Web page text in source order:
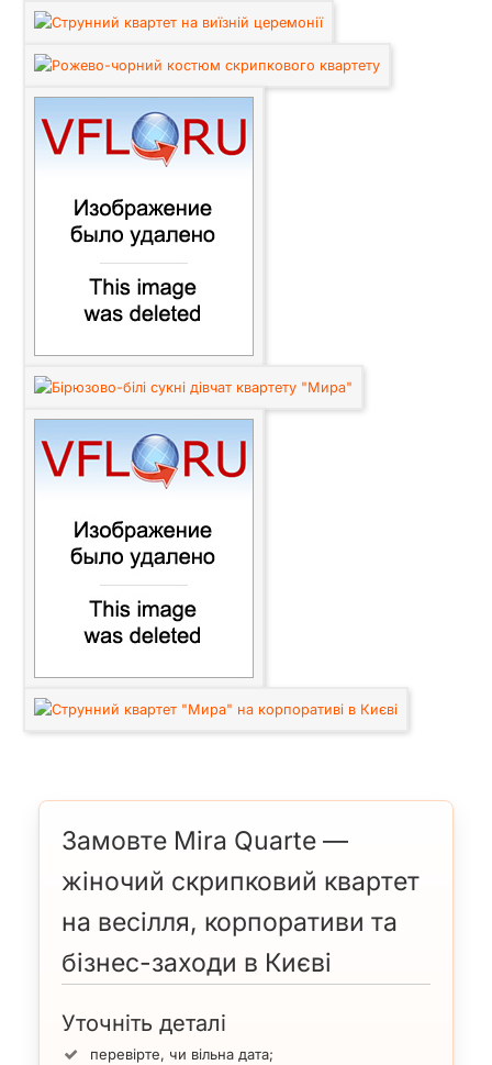
Замовте Mira Quarte —
жіночий скрипковий квартет
на весілля, корпоративи та
бізнес-заходи в Києві
Уточніть деталі
перевірте, чи вільна дата;